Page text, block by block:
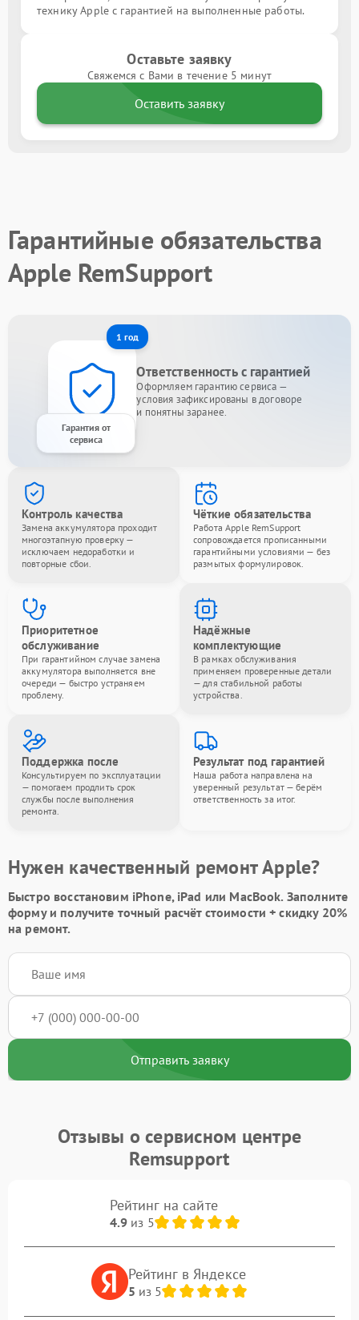
технику Apple с гарантией на выполненные работы.
Оставьте заявку
Свяжемся с Вами в течение 5 минут
Оставить заявку
Гарантийные обязательства
Apple RemSupport
1 год
Гарантия от
сервиса
Ответственность с гарантией
Оформляем гарантию сервиса —
условия зафиксированы в договоре
и понятны заранее.
Контроль качества
Замена аккумулятора проходит
многоэтапную проверку —
исключаем недоработки и
повторные сбои.
Чёткие обязательства
Работа Apple RemSupport
сопровождается прописанными
гарантийными условиями — без
размытых формулировок.
Приоритетное
обслуживание
При гарантийном случае замена
аккумулятора выполняется вне
очереди — быстро устраняем
проблему.
Надёжные
комплектующие
В рамках обслуживания
применяем проверенные детали
— для стабильной работы
устройства.
Поддержка после
Консультируем по эксплуатации
— помогаем продлить срок
службы после выполнения
ремонта.
Результат под гарантией
Наша работа направлена на
уверенный результат — берём
ответственность за итог.
Нужен качественный ремонт Apple?
Быстро восстановим iPhone, iPad или MacBook. Заполните
формуи получите точный расчёт стоимости +скидку 20%
на ремонт.
Отправить заявку
Отзывы о сервисном центре
Remsupport
Рейтинг на сайте
4.9из 5
Рейтинг в Яндексе
5 из 5